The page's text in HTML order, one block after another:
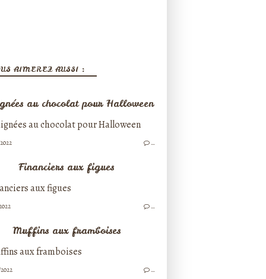
AIMEREZ AUSSI :
au chocolat pour Halloween
…
Financiers aux figues
…
Muffins aux framboises
…